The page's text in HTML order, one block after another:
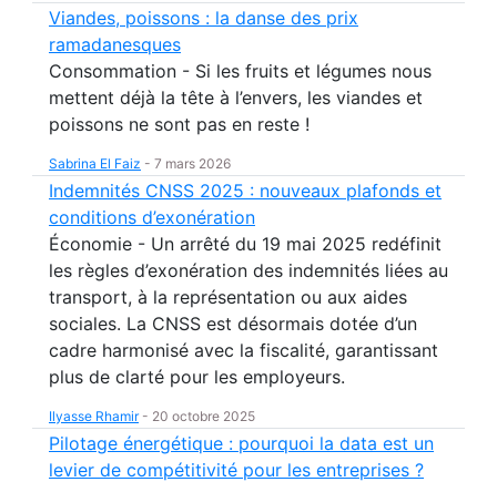
Viandes, poissons : la danse des prix
ramadanesques
Consommation - Si les fruits et légumes nous
mettent déjà la tête à l’envers, les viandes et
poissons ne sont pas en reste !
Sabrina El Faiz - 7 mars 2026
Indemnités CNSS 2025 : nouveaux plafonds et
conditions d’exonération
Économie - Un arrêté du 19 mai 2025 redéfinit
les règles d’exonération des indemnités liées au
transport, à la représentation ou aux aides
sociales. La CNSS est désormais dotée d’un
cadre harmonisé avec la fiscalité, garantissant
plus de clarté pour les employeurs.
Ilyasse Rhamir- 20 octobre 2025
Pilotage énergétique : pourquoi la data est un
levier de compétitivité pour les entreprises ?